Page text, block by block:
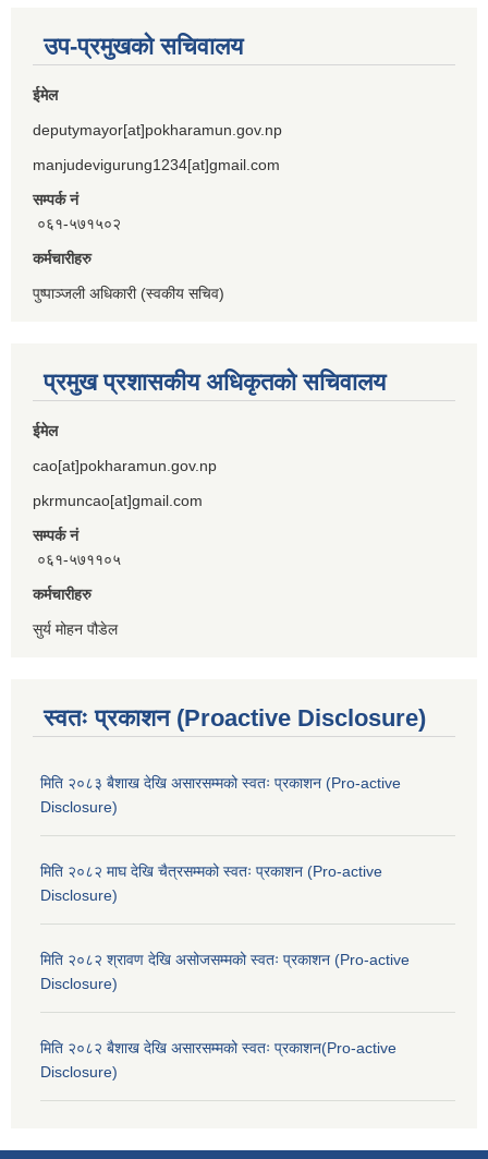
उप-प्रमुखको सचिवालय
ईमेल
deputymayor[at]pokharamun.gov.np
manjudevigurung1234[at]gmail.com
सम्पर्क नं
०६१-५७१५०२
कर्मचारीहरु
पुष्पाञ्जली अधिकारी (स्वकीय सचिव)
प्रमुख प्रशासकीय अधिकृतको सचिवालय
ईमेल
cao[at]pokharamun.gov.np
pkrmuncao[at]gmail.com
सम्पर्क नं
०६१-५७११०५
कर्मचारीहरु
सुर्य मोहन पौडेल
स्वतः प्रकाशन (Proactive Disclosure)
मिति २०८३ बैशाख देखि असारसम्मको स्वतः प्रकाशन (Pro-active
Disclosure)
मिति २०८२ माघ देखि चैत्रसम्मको स्वतः प्रकाशन (Pro-active
Disclosure)
मिति २०८२ श्रावण देखि असोजसम्मको स्वतः प्रकाशन (Pro-active
Disclosure)
मिति २०८२ बैशाख देखि असारसम्मको स्वतः प्रकाशन(Pro-active
Disclosure)